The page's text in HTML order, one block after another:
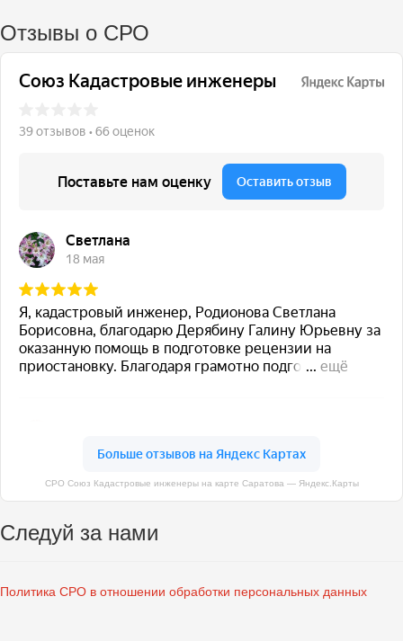
Отзывы о СРО
СРО Союз Кадастровые инженеры на карте Саратова — Яндекс.Карты
Следуй за нами
Политика СРО в отношении обработки персональных данных